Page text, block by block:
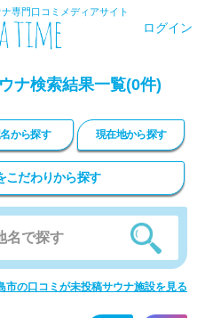
専門口コミメディアサイト
ログイン
ナ検索結果一覧(0件)
から探す 現在地から探す
こだわりから探す
市の口コミが未投稿サウナ施設を見る